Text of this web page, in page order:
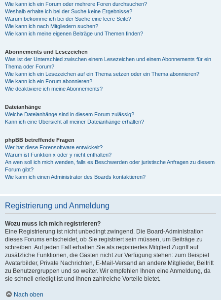
Wie kann ich ein Forum oder mehrere Foren durchsuchen?
Weshalb erhalte ich bei der Suche keine Ergebnisse?
Warum bekomme ich bei der Suche eine leere Seite?
Wie kann ich nach Mitgliedern suchen?
Wie kann ich meine eigenen Beiträge und Themen finden?
Abonnements und Lesezeichen
Was ist der Unterschied zwischen einem Lesezeichen und einem Abonnements für ein
Thema oder Forum?
Wie kann ich ein Lesezeichen auf ein Thema setzen oder ein Thema abonnieren?
Wie kann ich ein Forum abonnieren?
Wie deaktiviere ich meine Abonnements?
Dateianhänge
Welche Dateianhänge sind in diesem Forum zulässig?
Kann ich eine Übersicht all meiner Dateianhänge erhalten?
phpBB betreffende Fragen
Wer hat diese Forensoftware entwickelt?
Warum ist Funktion x oder y nicht enthalten?
An wen soll ich mich wenden, falls es Beschwerden oder juristische Anfragen zu diesem
Forum gibt?
Wie kann ich einen Administrator des Boards kontaktieren?
Registrierung und Anmeldung
Wozu muss ich mich registrieren?
Eine Registrierung ist nicht unbedingt zwingend. Die Board-Administration
dieses Forums entscheidet, ob Sie registriert sein müssen, um Beiträge zu
schreiben. Auf jeden Fall erhalten Sie als registriertes Mitglied Zugriff auf
zusätzliche Funktionen, die Gästen nicht zur Verfügung stehen: zum Beispiel
Avatarbilder, Private Nachrichten, E-Mail-Versand an andere Mitglieder, Beitritt
zu Benutzergruppen und so weiter. Wir empfehlen Ihnen eine Anmeldung, da
sie schnell erledigt ist und Ihnen zahlreiche Vorteile bietet.
Nach oben